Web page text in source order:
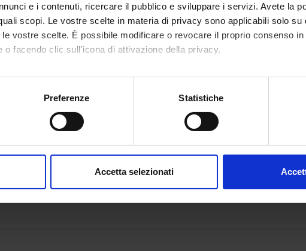
e i contenuti, ricercare il pubblico e sviluppare i servizi. Avete la
scopi. Le vostre scelte in materia di privacy sono applicabili solo su
vostre scelte. È possibile modificare o revocare il proprio consenso
o facendo clic sull'icona di attivazione della privacy.
anche:
sulla tua posizione geografica, con un'approssimazione di qualche
in qualsiasi momento dalla Dichiarazione sui cookie.
Preferenze Statistiche
Accetta selezionati